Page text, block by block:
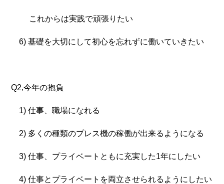
これからは実践で頑張りたい
6) 基礎を大切にして初心を忘れずに働いていきたい
Q2,今年の抱負
1) 仕事、職場になれる
2) 多くの種類のプレス機の稼働が出来るようになる
3) 仕事、プライベートともに充実した1年にしたい
4) 仕事とプライベートを両立させられるようにしたい